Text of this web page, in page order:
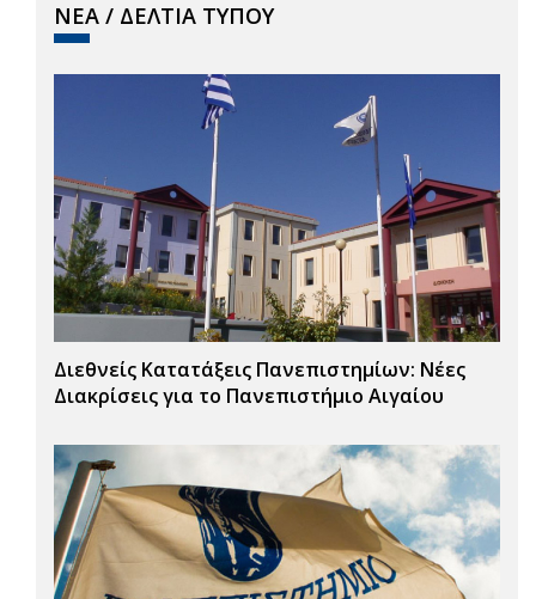
ΝΕΑ / ΔΕΛΤΙΑ ΤΥΠΟΥ
Διεθνείς Κατατάξεις Πανεπιστημίων: Νέες
Διακρίσεις για το Πανεπιστήμιο Αιγαίου